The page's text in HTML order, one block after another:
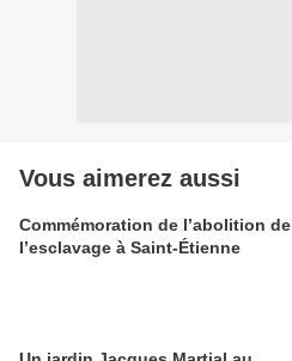
Vous aimerez aussi
Commémoration de l’abolition de
l’esclavage à Saint-Étienne